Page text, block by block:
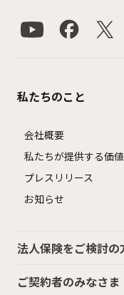
私たちのこと
会社概要
私たちが提供する価値
プレスリリース
お知らせ
法人保険をご検討の
ご契約者のみなさま